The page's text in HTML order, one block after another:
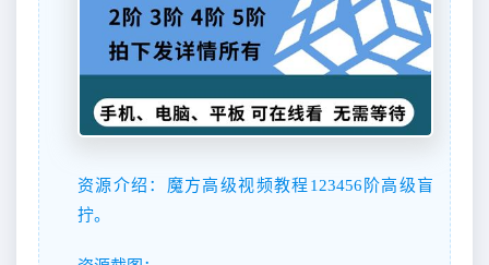
资源介绍：魔方高级视频教程123456阶高级盲
拧。